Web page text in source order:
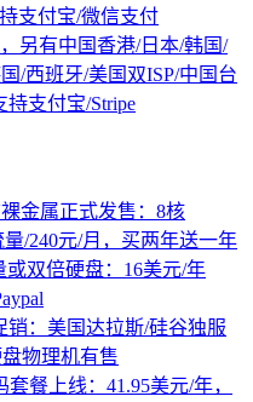
支付宝/微信支付
另有中国香港/日本/韩国/
/西班牙/美国双ISP/中国台
支付宝/Stripe
金属正式发售：8核
量/240元/月，买两年送一年
或双倍硬盘：16美元/年
销：美国达拉斯/硅谷独服
物理机有售
餐上线：41.95美元/年，